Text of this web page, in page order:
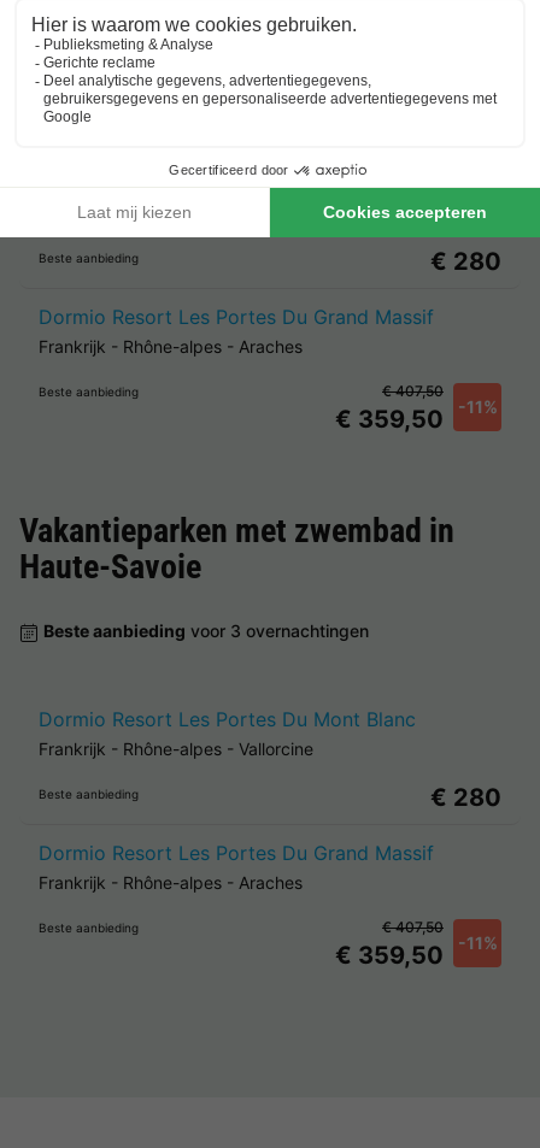
Savoie
Beste aanbiedingvoor 3 overnachtingen
Dormio Resort Les Portes Du Mont Blanc
Frankrijk-Rhône-alpes
Beste aanbieding € 280
Dormio Resort Les Portes Du Grand Massif
Frankrijk - Rhône-alpes - Araches
Beste aanbieding
€ 359,50 -11%
€ 407,50
Vakantieparken met zwembad in
Haute-Savoie
Beste aanbieding voor 3 overnachtingen
Dormio Resort Les Portes Du Mont Blanc
Frankrijk - Rhône-alpes - Vallorcine
Beste aanbieding € 280
Dormio Resort Les Portes Du Grand Massif
Frankrijk - Rhône-alpes - Araches
Beste aanbieding
€ 359,50 -11%
€ 407,50